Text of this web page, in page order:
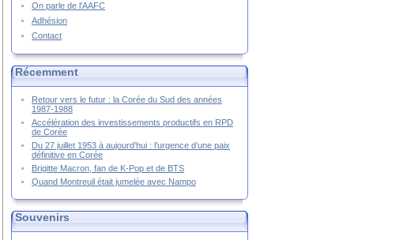
On parle de l'AAFC
Adhésion
Contact
Récemment
Retour vers le futur : la Corée du Sud des années
1987-1988
Accélération des investissements productifs en RPD
de Corée
Du 27 juillet 1953 à aujourd’hui : l’urgence d’une paix
définitive en Corée
Brigitte Macron, fan de K-Pop et de BTS
Quand Montreuil était jumelée avec Nampo
Souvenirs